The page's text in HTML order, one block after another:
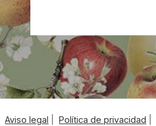
Aviso legal Política de privacidad